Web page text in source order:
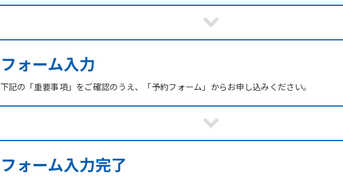
フォーム入力
下記の「重要事項」をご確認のうえ、「予約フォーム」からお申し込みください。
フォーム入力完了